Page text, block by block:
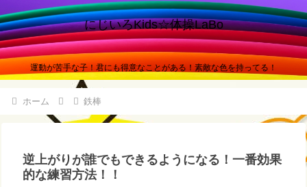
にじいろKids☆体操LaBo
運動が苦手な子！君にも得意なことがある！素敵な色を持ってる！
ホーム 鉄棒
逆上がりが誰でもできるようになる！一番効果
的な練習方法！！